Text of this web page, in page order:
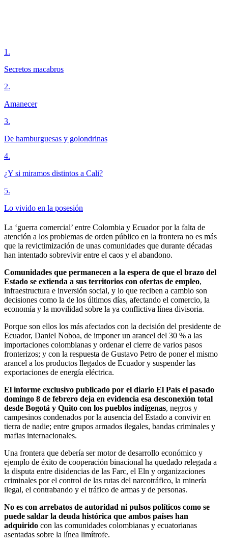
1 .
Secretos macabros
2.
Amanecer
3.
De hamburguesas y golondrinas
4.
¿Y si miramos distintos a Cali?
5.
Lo vivido en la posesión
La ‘guerra comercial’ entre Colombia y Ecuador por la falta de
atención a los problemas de orden público en la frontera no es más
que la revictimización de unas comunidades que durante décadas
han intentado sobrevivir entre el caos y el abandono.
Comunidades que permanecen a la espera de que el brazo del
Estado se extienda a sus territorios con ofertas de empleo,
infraestructura e inversión social, y lo que reciben a cambio son
decisiones como la de los últimos días, afectando el comercio, la
economía y la movilidad sobre la ya conflictiva línea divisoria.
Porque son ellos los más afectados con la decisión del presidente de
Ecuador, Daniel Noboa, de imponer un arancel del 30 % a las
importaciones colombianas y ordenar el cierre de varios pasos
fronterizos; y con la respuesta de Gustavo Petro de poner el mismo
arancel a los productos llegados de Ecuador y suspender las
exportaciones de energía eléctrica.
El informe exclusivo publicado por el diario El País el pasado
domingo 8 de febrero deja en evidencia esa desconexión total
desde Bogotá y Quito con los pueblos indígenas, negros y
campesinos condenados por la ausencia del Estado a convivir en
tierra de nadie; entre grupos armados ilegales, bandas criminales y
mafias internacionales.
Una frontera que debería ser motor de desarrollo económico y
ejemplo de éxito de cooperación binacional ha quedado relegada a
la disputa entre disidencias de las Farc, el Eln y organizaciones
criminales por el control de las rutas del narcotráfico, la minería
ilegal, el contrabando y el tráfico de armas y de personas.
No es con arrebatos de autoridad ni pulsos políticos como se
puede saldar la deuda histórica que ambos países han
adquirido con las comunidades colombianas y ecuatorianas
asentadas sobre la línea limítrofe.